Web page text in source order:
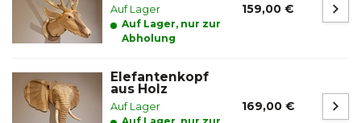
Auf Lager
Auf Lager, nur zur
Abholung
159,00 €
Elefantenkopf
aus Holz
Auf Lager
Auf Lager, nur zur
169,00 €